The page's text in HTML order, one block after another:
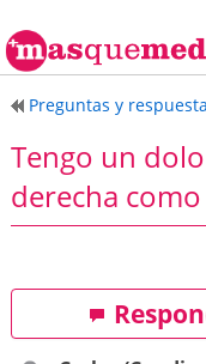
Preguntas y
Tengo un
derecha